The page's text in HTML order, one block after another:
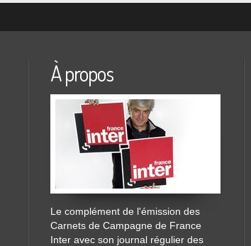
À propos
Le complément de l'émission des
Carnets de Campagne de France
Inter avec son journal régulier des